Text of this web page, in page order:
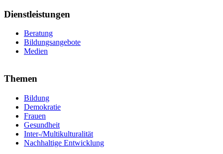
Dienstleistungen
Beratung
Bildungsangebote
Medien
Themen
Bildung
Demokratie
Frauen
Gesundheit
Inter-/Multikulturalität
Nachhaltige Entwicklung